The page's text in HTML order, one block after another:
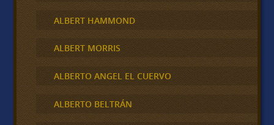
ALBERT HAMMOND
ALBERT MORRIS
ALBERTO ANGEL EL CUERVO
ALBERTO BELTRÁN